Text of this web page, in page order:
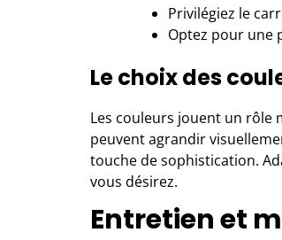
Privilégiez le
Optez pour une
Le choix des
Les couleurs jouent un rôle
peuvent agrandir
touche de sophistication.
vous désirez.
Entretien et